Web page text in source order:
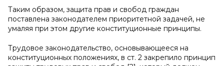
Таким образом, защита прав и свобод граждан
поставлена законодателем приоритетной задачей, не
умаляя при этом другие конституционные принципы.
Трудовое законодательство, основывающееся на
конституционных положениях, в ст. 2 закрепило принцип